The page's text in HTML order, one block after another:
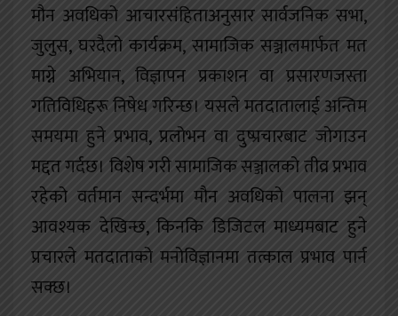
मौन अवधिको आचारसंहिताअनुसार सार्वजनिक सभा,
जुलुस, घरदैलो कार्यक्रम, सामाजिक सञ्जालमार्फत मत
माग्ने अभियान, विज्ञापन प्रकाशन वा प्रसारणजस्ता
गतिविधिहरू निषेध गरिन्छ। यसले मतदातालाई अन्तिम
समयमा हुने प्रभाव, प्रलोभन वा दुष्प्रचारबाट जोगाउन
मद्दत गर्दछ। विशेष गरी सामाजिक सञ्जालको तीव्र प्रभाव
रहेको वर्तमान सन्दर्भमा मौन अवधिको पालना झन्
आवश्यक देखिन्छ, किनकि डिजिटल माध्यमबाट हुने
प्रचारले मतदाताको मनोविज्ञानमा तत्काल प्रभाव पार्न
सक्छ।